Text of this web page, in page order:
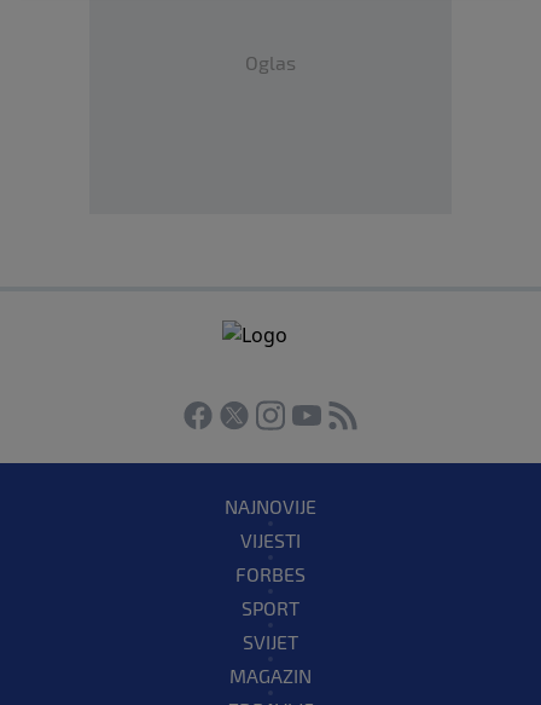
Oglas
NAJNOVIJE
VIJESTI
FORBES
SPORT
SVIJET
MAGAZIN